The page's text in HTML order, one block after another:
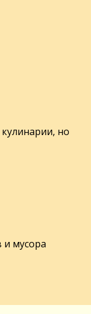
но
и мусора